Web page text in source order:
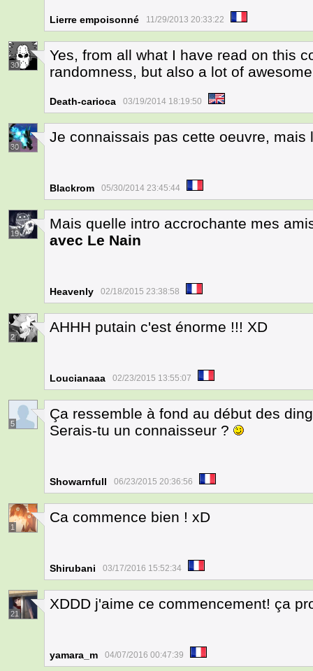
Lierre empoisonné 11/29/2013 20:33:22
30
Yes, from all what I have read on this
randomness, but also a lot of
Death-carioca 03/19/2014 18:19:50
30
Je connaissais pas cette oeuvre,
Blackrom 05/30/2014 23:45:44
19
Mais quelle intro accrochante mes
avec Le Nain
Heavenly 02/18/2015 23:38:58
2
AHHH putain c'est énorme !!! XD
Loucianaaa 02/23/2015 13:55:07
5
Ça ressemble à fond au début des
Serais-tu un connaisseur ?
Showarnfull 06/23/2015 20:36:56
1
Ca commence bien ! xD
Shirubani 03/17/2016 15:52:34
21
XDDD j'aime ce commencement! ça
yamara_m 04/07/2016 00:47:39